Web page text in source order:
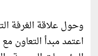
وحول علاقة الغرفة
اعتمد مبدأ التعاون